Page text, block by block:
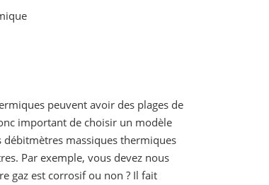
peuvent avoir des plages de
important de choisir un modèle
débitmètres massiques thermiques
Par exemple, vous devez nous
gaz est corrosif ou non ? Il fait